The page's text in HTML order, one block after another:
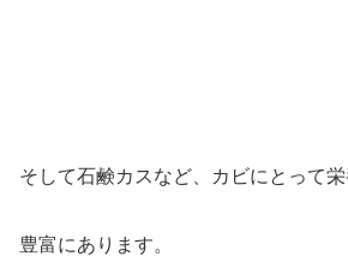
そして石鹸カスなど、カビにとって栄
豊富にあります。